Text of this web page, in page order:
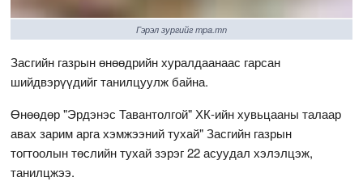
Гэрэл зургийг mpa.mn
Засгийн газрын өнөөдрийн хуралдаанаас гарсан
шийдвэрүүдийг танилцуулж байна.
Өнөөдөр "Эрдэнэс Тавантолгой" ХК-ийн хувьцааны талаар
авах зарим арга хэмжээний тухай" Засгийн газрын
тогтоолын төслийн тухай зэрэг 22 асуудал хэлэлцэж,
танилцжээ.